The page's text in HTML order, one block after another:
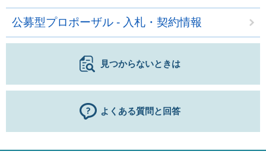
公募型プロポーザル - 入札・契約情報
見つからないときは
よくある質問と回答